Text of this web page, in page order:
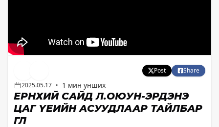
Post
Share
2025.05.17 • 1 мин унших
ЕРӨНХИЙ САЙД Л.ОЮУН-ЭРДЭНЭ
ЦАГ ҮЕИЙН АСУУДЛААР ТАЙЛБАР
ӨГЛӨӨ